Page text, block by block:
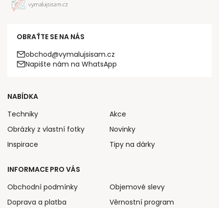
OBRAŤTE SE NA NÁS
obchod@vymalujsisam.cz
Napište nám na WhatsApp
NABÍDKA
Techniky
Obrázky z vlastní fotky
Inspirace
Akce
Novinky
Tipy na dárky
INFORMACE PRO VÁS
Obchodní podmínky
Doprava a platba
Objemové slevy
Věrnostní program